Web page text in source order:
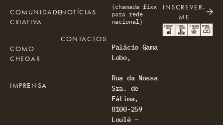
(chamada fixa
para rede
nacional)
Palácio Gama
Lobo,
Rua da Nossa
Sra. de
Fátima,
8100-259
Loulé –
COMUNIDADE
CRIATIVA
COMO
CHEGAR
IMPRENSA
NOTÍCIAS
CONTACTOS
INSCREVER-
ME